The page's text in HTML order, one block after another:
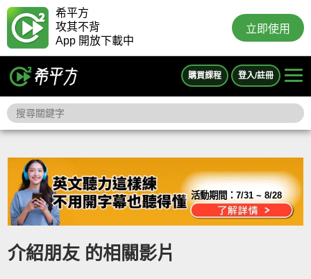
希平方
攻其不背
App 開放下載中
立即使用
購買課程 登入/註冊
活動期間：7/31 ~ 8/28
介紹朋友 的相關影片